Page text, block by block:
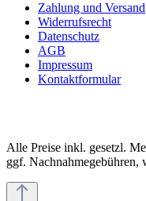
Zahlung und Versand
Widerrufsrecht
Datenschutz
AGB
Impressum
Kontaktformular
Alle Preise inkl. gesetzl.
ggf. Nachnahmegebühren,